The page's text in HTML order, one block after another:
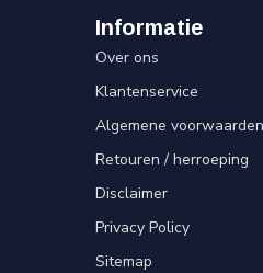
Informatie
Over ons
Klantenservice
Algemene voorwaarden
Retouren / herroeping
Disclaimer
Privacy Policy
Sitemap